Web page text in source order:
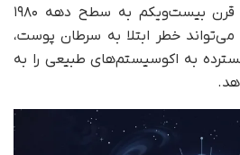
اوزون می‌تواند تا میانه قرن بیست‌ویکم به سطح دهه ۱۹۸۰
می‌تواند خطر ابتلا به سرطان پوست،
به اکوسیستم‌های طبیعی را به‌